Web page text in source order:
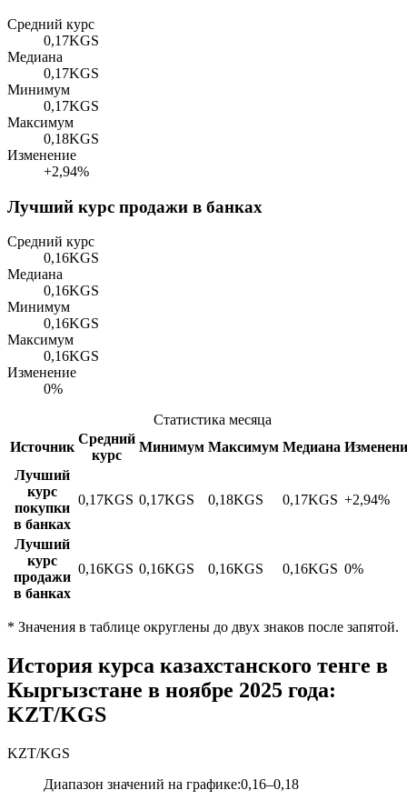
Средний курс
0,17KGS
Медиана
0,17KGS
Минимум
0,17KGS
Максимум
0,18KGS
Изменение
+2,94%
Лучший курс продажи в банках
Средний курс
0,16KGS
Медиана
0,16KGS
Минимум
0,16KGS
Максимум
0,16KGS
Изменение
0%
Статистика месяца
Источник
Средний
курс
Минимум Максимум Медиана
Лучший
курс
покупки
в банках
0,17KGS 0,17KGS 0,18KGS 0,17KGS +2,94%
Лучший
курс
продажи
в банках
0,16KGS 0,16KGS 0,16KGS 0,16KGS 0%
* Значения в таблице округлены до двух знаков после запятой.
История курса казахстанского тенге в
Кыргызстане в ноябре 2025 года:
KZT/KGS
KZT/KGS
Диапазон значений на графике:0,16–0,18